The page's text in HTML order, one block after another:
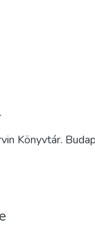
Könyvtár.